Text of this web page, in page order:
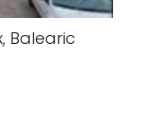
Balearic